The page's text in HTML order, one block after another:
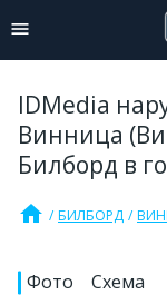
IDMedia
Винница
Билборд в
home БИЛБОРД
Фото Схема